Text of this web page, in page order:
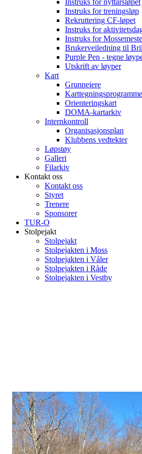
Instruks for nyttårsløpet
Instruks for treningsløp
Rekruttering CF-løpet
Instruks for
Instruks for
Brukerveiledning til
Purple Pen - tegne
Utskrift av løyper
Kart
Grunneiere
Orienteringskart
DOMA-kartarkiv
Internkontroll
Organisasjonsplan
Klubbens vedtekter
Løpstøy
Galleri
Filarkiv
Kontakt oss
Kontakt oss
Styret
Trenere
Sponsorer
TUR-O
Stolpejakt
Stolpejakt
Stolpejakten i Moss
Stolpejakten i Våler
Stolpejakten i Råde
Stolpejakten i Vestby